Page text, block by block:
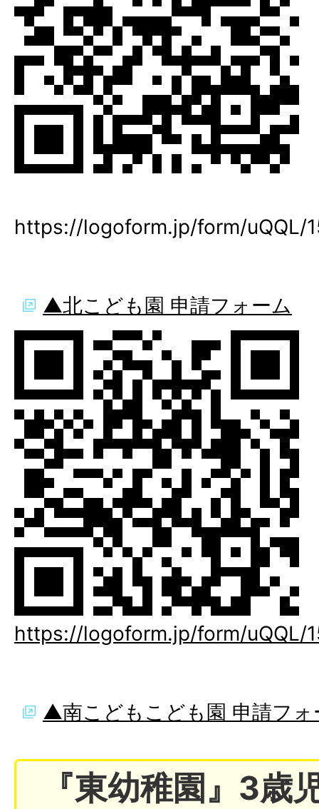
https://logoform.jp/form/uQQL/
▲北こども園 申請フォーム
https://logoform.jp/form/uQQL/
▲南こどもこども園 申請フォ
『東幼稚園』3歳